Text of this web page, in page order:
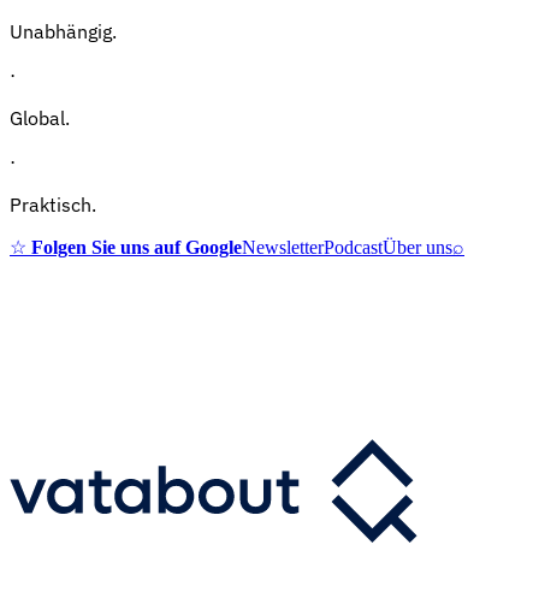
Unabhängig.
·
Global.
·
Praktisch.
☆ Folgen Sie uns auf GoogleNewsletterPodcastÜber uns⌕